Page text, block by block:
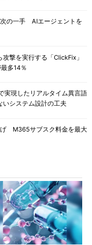
次の一手 AIエージェントを
撃を実行する「ClickFix」
多14％
実現したリアルタイム異言語
システム設計の工夫
M365サブスク料金を最大